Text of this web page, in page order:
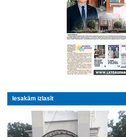
Iesakām izlasīt